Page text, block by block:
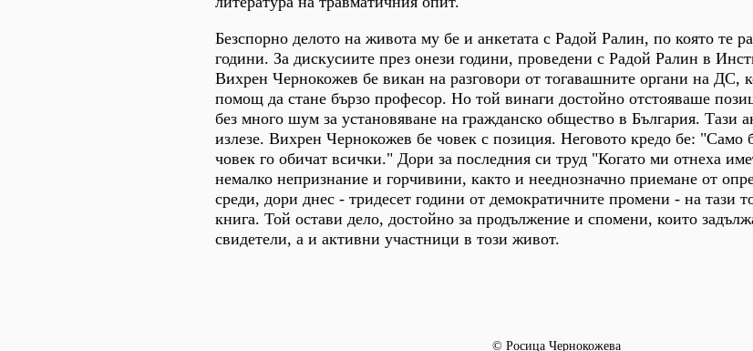
Безспорно делото на живота му бе и анкетата с Радой Ралин, по която те
години. За дискусиите през онези години, проведени с Радой Ралин в
Вихрен Чернокожев бе викан на разговори от тогавашните органи на ДС,
помощ да стане бързо професор. Но той винаги достойно отстояваше
без много шум за установяване на гражданско общество в България. Тази
излезе. Вихрен Чернокожев бе човек с позиция. Неговото кредо бе: "Само
човек го обичат всички." Дори за последния си труд "Когато ми отнеха
немалко непризнание и горчивини, както и нееднозначно приемане от
среди, дори днес - тридесет години от демократичните промени - на тази
книга. Той остави дело, достойно за продължение и спомени, които
свидетели, а и активни участници в този живот.
© Росица Чернокожева